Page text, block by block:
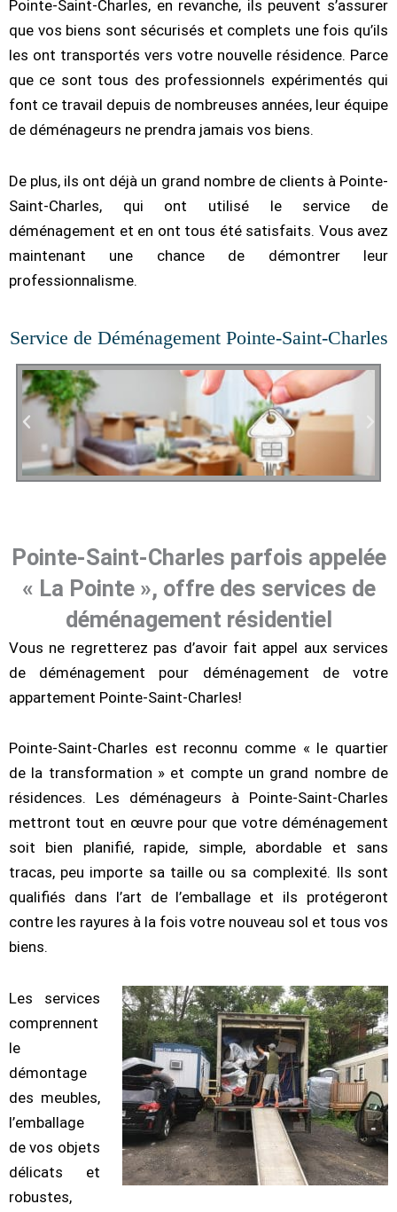
Pointe-Saint-Charles, en revanche, ils peuvent s’assurer
que vos biens sont sécurisés et complets une fois qu’ils
les ont transportés vers votre nouvelle résidence. Parce
que ce sont tous des professionnels expérimentés qui
font ce travail depuis de nombreuses années, leur équipe
de déménageurs ne prendra jamais vos biens.
De plus, ils ont déjà un grand nombre de clients à Pointe-
Saint-Charles, qui ont utilisé le service de
déménagement et en ont tous été satisfaits. Vous avez
maintenant une chance de démontrer leur
professionnalisme.
Service de Déménagement Pointe-Saint-Charles
Pointe-Saint-Charles parfois appelée
« La Pointe », offre des services de
déménagement résidentiel
Vous ne regretterez pas d’avoir fait appel aux services
de déménagement pour déménagement de votre
appartement Pointe-Saint-Charles!
Pointe-Saint-Charles est reconnu comme « le quartier
de la transformation » et compte un grand nombre de
résidences. Les déménageurs à Pointe-Saint-Charles
mettront tout en œuvre pour que votre déménagement
soit bien planifié, rapide, simple, abordable et sans
tracas, peu importe sa taille ou sa complexité. Ils sont
qualifiés dans l’art de l’emballage et ils protégeront
contre les rayures à la fois votre nouveau sol et tous vos
biens.
Les services
comprennent
le
démontage
des meubles,
l’emballage
de vos objets
délicats et
robustes,